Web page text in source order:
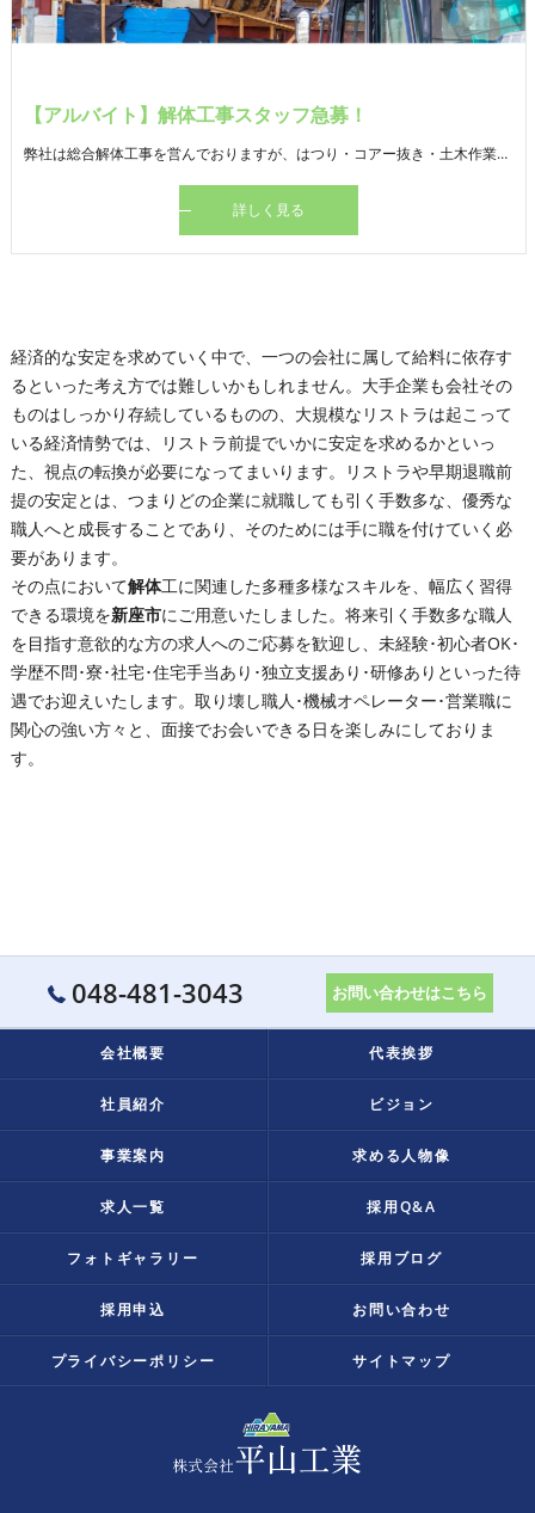
【アルバイト】解体工事スタッフ急募！
弊社は総合解体工事を営んでおりますが、はつり・コアー抜き・土木作業・産業廃棄物収集運搬など、多種多様な作業を求めております。自分自身のスキルアップには最適化と思いますよ！
詳しく見る
経済的な安定を求めていく中で、一つの会社に属して給料に依存す
るといった考え方では難しいかもしれません。大手企業も会社その
ものはしっかり存続しているものの、大規模なリストラは起こって
いる経済情勢では、リストラ前提でいかに安定を求めるかといっ
た、視点の転換が必要になってまいります。リストラや早期退職前
提の安定とは、つまりどの企業に就職しても引く手数多な、優秀な
職人へと成長することであり、そのためには手に職を付けていく必
要があります。
その点において解体工に関連した多種多様なスキルを、幅広く習得
できる環境を新座市にご用意いたしました。将来引く手数多な職人
を目指す意欲的な方の求人へのご応募を歓迎し、未経験･初心者OK･
学歴不問･寮･社宅･住宅手当あり･独立支援あり･研修ありといった待
遇でお迎えいたします。取り壊し職人･機械オペレーター･営業職に
関心の強い方々と、面接でお会いできる日を楽しみにしておりま
す。
048-481-3043 お問い合わせはこちら
会社概要 代表挨拶
社員紹介 ビジョン
事業案内 求める人物像
求人一覧 採用Q&A
フォトギャラリー 採用ブログ
採用申込 お問い合わせ
プライバシーポリシー サイトマップ